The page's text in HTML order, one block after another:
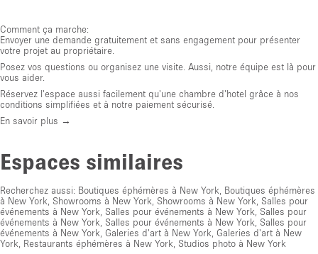
Comment ça marche:
Envoyer une demande gratuitement et sans engagement pour présenter
votre projet au propriétaire.
Posez vos questions ou organisez une visite. Aussi, notre équipe est là pour
vous aider.
Réservez l'espace aussi facilement qu'une chambre d'hotel grâce à nos
conditions simplifiées et à notre paiement sécurisé.
En savoir plus →
Espaces similaires
Recherchez aussi: Boutiques éphémères à New York Boutiques éphémères
à New York Showrooms à New York Showrooms à New York Salles pour
événements à New York Salles pour événements à New York Salles pour
événements à New York Salles pour événements à New York Salles pour
événements à New York Galeries d'art à New York Galeries d'art à New
York Restaurants éphémères à New York Studios photo à New York